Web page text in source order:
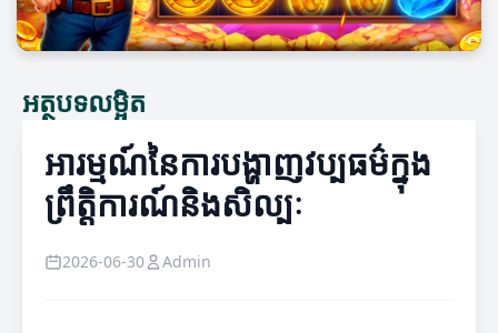
អត្ថបទលម្អិត
អារម្មណ៍នៃការបង្ហាញវប្បធម៌ក្នុង
ព្រឹត្តិការណ៍និងសិល្បៈ
2026-06-30 Admin